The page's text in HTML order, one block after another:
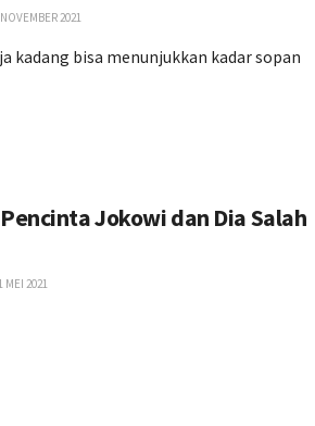
2021
kadang bisa menunjukkan kadar sopan
Jokowi dan Dia Salah
MEI 2021